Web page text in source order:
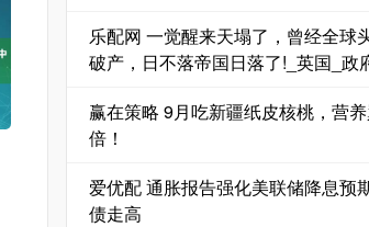
乐配网 一觉醒来天塌了，曾经全球
破产，日不落帝国日落了!_英国_政
赢在策略 9月吃新疆纸皮核桃，营
倍！
爱优配 通胀报告强化美联储降息预
债走高